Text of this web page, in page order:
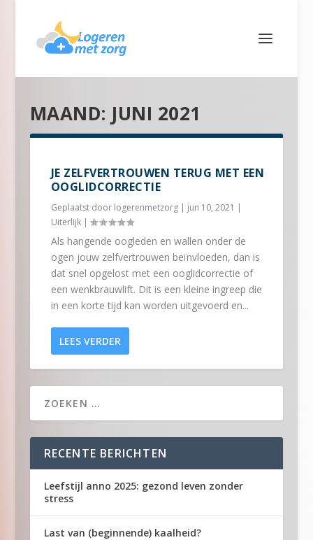
MAAND: JUNI 2021
JE ZELFVERTROUWEN TERUG MET EEN
OOGLIDCORRECTIE
Geplaatst door logerenmetzorg| jun 10, 2021 |
Uiterlijk|
Als hangende oogleden en wallen onder de
ogen jouw zelfvertrouwen beïnvloeden, dan is
dat snel opgelost met een ooglidcorrectie of
een wenkbrauwlift. Dit is een kleine ingreep die
in een korte tijd kan worden uitgevoerd en...
LEES VERDER
RECENTE BERICHTEN
Leefstijl anno 2025: gezond leven zonder
stress
Last van (beginnende) kaalheid?